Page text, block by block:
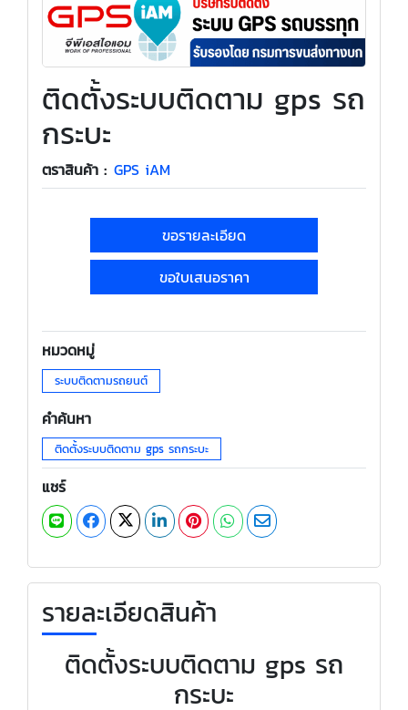
ติดตั้งระบบติดตาม gps รถ
กระบะ
ตราสินค้า : GPS iAM
ขอรายละเอียด
ขอใบเสนอราคา
หมวดหมู่
ระบบติดตามรถยนต์
คำค้นหา
ติดตั้งระบบติดตาม gps รถกระบะ
แชร์
รายละเอียดสินค้า
ติดตั้งระบบติดตาม gps รถ
กระบะ